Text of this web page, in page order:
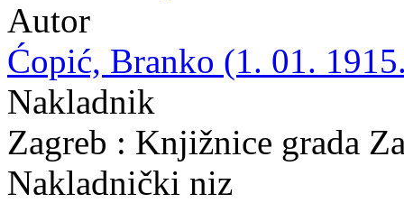
Autor
Ćopić, Branko (1. 01.
Nakladnik
Zagreb : Knjižnice grada
Nakladnički niz